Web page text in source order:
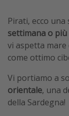
Pirati, ecco
settimana o
vi aspetta
come ottimo
Vi portiamo a
orientale, una
della Sardegna!